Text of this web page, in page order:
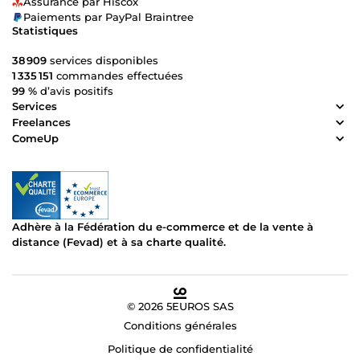
Paiements par PayPal Braintree
Statistiques
38 909 services disponibles
1 335 151 commandes effectuées
99 % d’avis positifs
Services
Freelances
ComeUp
Adhère à la Fédération du e-commerce et de la vente à
distance (Fevad) et à sa charte qualité.
© 2026 5EUROS SAS
Conditions générales
Politique de confidentialité